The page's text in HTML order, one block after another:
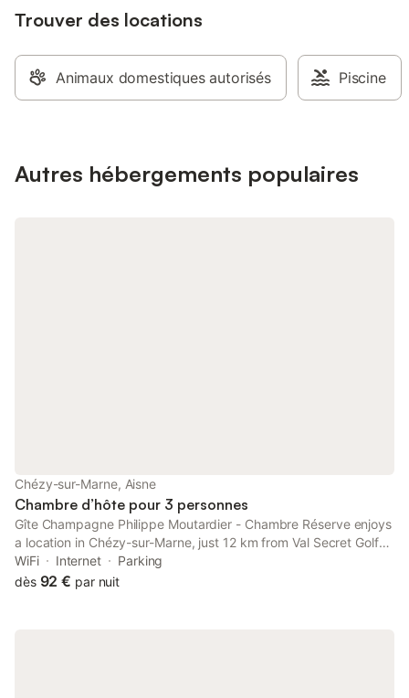
Trouver des locations
Animaux domestiques autorisés Piscine
Autres hébergements populaires
Chézy-sur-Marne, Aisne
Chambre d’hôte pour 3 personnes
Gîte Champagne Philippe Moutardier - Chambre Réserve enjoys
a location in Chézy-sur-Marne, just 12 km from Val Secret Golf
Course and 41 km from Champagne Golf Course.
WiFi Internet
Parking
dès 92 € par nuit